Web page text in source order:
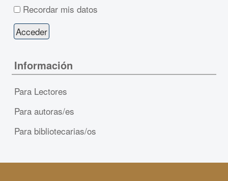
Recordar mis datos
Información
Para Lectores
Para autoras/es
Para bibliotecarias/os